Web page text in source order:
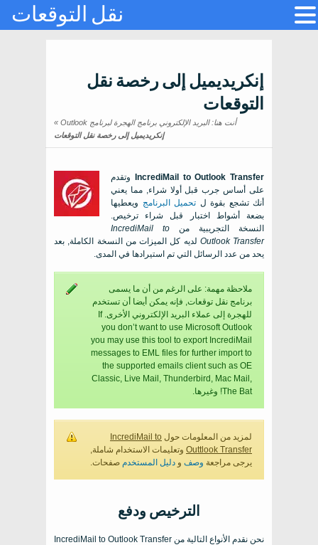
إنكريديميل إلى رخصة نقل
التوقعات
أنت هنا:البريد الإلكتروني برنامج الهجرة لبرنامج Outlook
»
إنكريديميل إلى رخصة نقل التوقعات
IncrediMail to Outlook Transfer
وتقدم
على أساس جرب قبل أولا شراء, مما يعني
أنك تشجع بقوة ل تحميل البرنامج ويعطيها
بضعة أشواط اختبار قبل شراء ترخيص.
النسخة التجريبية من IncrediMail to
Outlook Transfer لديه كل الميزات من النسخة الكاملة, بعد
يحد من عدد الرسائل التي تم استيرادها في المدى.
ملاحظة مهمة: على الرغم من أن ما يسمى
برنامج نقل توقعات, فإنه يمكن أيضا أن تستخدم
للهجرة إلى عملاء البريد الإلكتروني الأخرى.If
you don’t want to use Microsoft Outlook
you may use this tool to export IncrediMail
messages to EML files for further import to
the supported emails client such as OE
Classic, Live Mail, Thunderbird, Mac Mail,
The Bat! وغيرها.
لمزيد من المعلومات حول IncrediMail to
Outtlook Transfer وتعليمات الاستخدام شاملة,
يرجى مراجعة وصف و دليل المستخدم صفحات.
الترخيص ودفع
نحن نقدم الأنواع التالية من IncrediMail to Outlook Transfer
نقل التوقعات